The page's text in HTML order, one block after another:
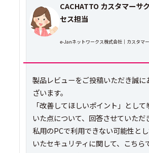
CACHATTO カスタマーサク
セス担当
e-Janネットワークス株式会社｜カスタマ
製品レビューをご投稿いただき誠に
ざいます。
「改善してほしいポイント」とし
いた点について、回答させていただ
私用のPCで利用できない可能性と
いたセキュリティに関して、こちら